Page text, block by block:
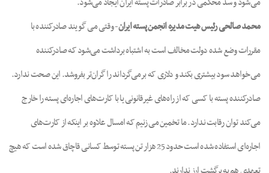
محمد صالحی رئیس هیت مدیره انجمن پسته ایران- وقتی می گویند صادرکننده با
مقررات وضع شده دولت مخالف است به اشتباه برداشت می‌شود که صادرکننده
می‌خواهد سود بیشتری بکند و دلاری که برمی‌گرداند را گران‌تر بفروشد. این صحت ندارد.
صادرکننده پسته با کسی که از راه‌های غیرقانونی یا با کارت‌های اجاره‌ای پسته را خارج
می‌کند توان رقابت ندارد. ما تخمین می زنیم که امسال علاوه بر اینکه از کارت‌های
اجاره‌ای استفاده شده است حدود 25 هزار تن پسته توسط کسانی قاچاق شده است که هیچ